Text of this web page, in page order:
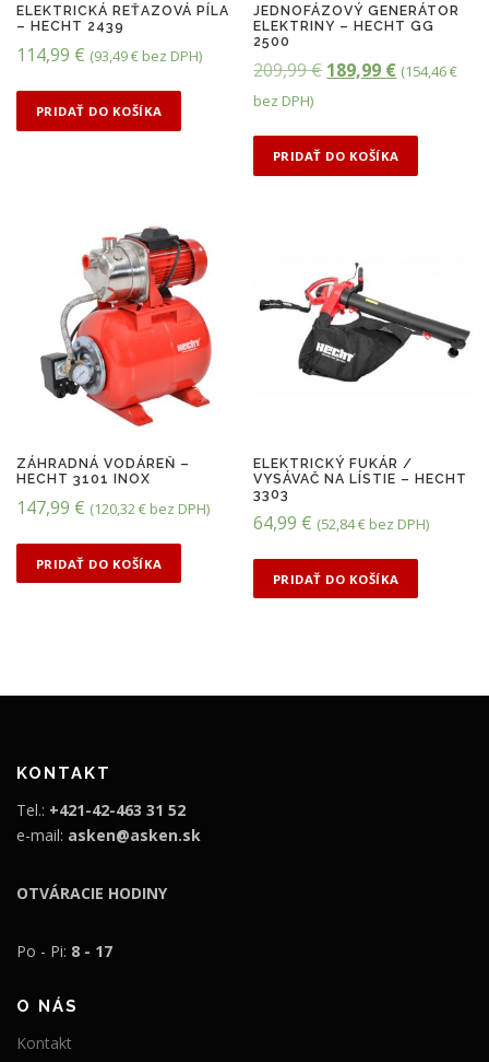
ELEKTRICKÁ REŤAZOVÁ PÍLA
– HECHT 2439
114,99 € (93,49€ bez DPH)
PRIDAŤ DO KOŠÍKA
JEDNOFÁZOVÝ GENERÁTOR
ELEKTRINY – HECHT GG
2500
209,99€ P
o
c
e
n
a
l
a
0
9
189,99 €A
u
c
e
9
,
(154,46€
bez DPH)
PRIDAŤ DO KOŠÍKA
ZÁHRADNÁ VODÁREŇ –
HECHT 3101 INOX
147,99 € (120,32€ bez DPH)
PRIDAŤ DO KOŠÍKA
ELEKTRICKÝ FUKÁR /
VYSÁVAČ NA LÍSTIE – HECHT
3303
64,99 € (52,84€ bez DPH)
PRIDAŤ DO KOŠÍKA
KONTAKT
Tel.: +421-42-463 31 52
e-mail: asken@asken.sk
OTVÁRACIE HODINY
Po - Pi: 8 - 17
O NÁS
Kontakt